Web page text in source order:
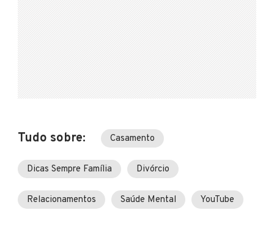
Tudo sobre: Casamento
Dicas Sempre Família Divórcio
Relacionamentos Saúde Mental YouTube